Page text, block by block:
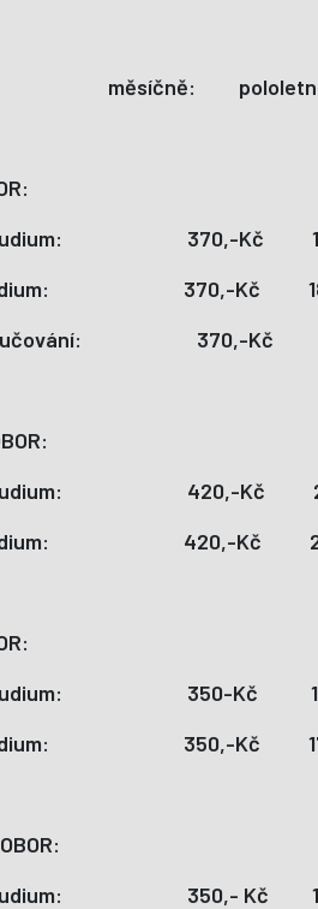
měsíčně:
studium: 370,-Kč
studium: 370,-Kč
vyučování: 370,-Kč
studium: 420,-Kč
studium: 420,-Kč
studium: 350-Kč
studium: 350,-Kč
OBOR:
studium: 350,- Kč